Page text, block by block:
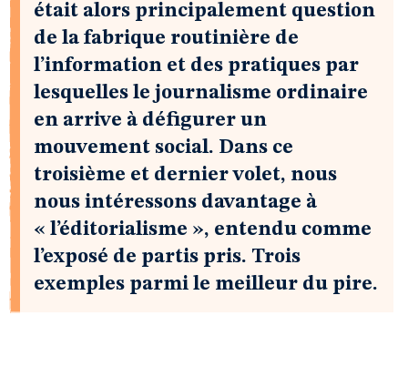
était alors principalement question
de la fabrique routinière de
l’information et des pratiques par
lesquelles le journalisme ordinaire
en arrive à défigurer un
mouvement social. Dans ce
troisième et dernier volet, nous
nous intéressons davantage à
« l’éditorialisme », entendu comme
l’exposé de partis pris. Trois
exemples parmi le meilleur du pire.